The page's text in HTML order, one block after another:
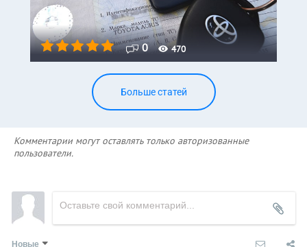
0 470
Больше статей
Комментарии могут оставлять только авторизованные
пользователи.
Новые